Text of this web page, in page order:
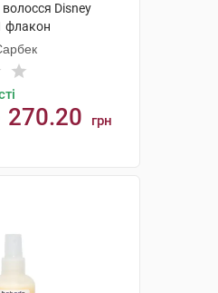
Disney
флакон
270.20 грн